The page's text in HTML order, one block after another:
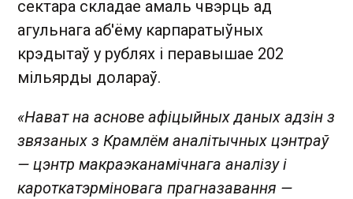
сектара складае амаль чвэрць ад
агульнага аб'ёму карпаратыўных
крэдытаў у рублях і перавышае 202
мільярды долараў.
«Нават на аснове афіцыйных даных адзін з
звязаных з Крамлём аналітычных цэнтраў
— цэнтр макраэканамічнага аналізу і
кароткатэрміновага прагназавання —